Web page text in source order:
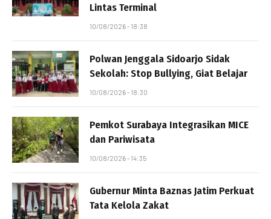
Lintas Terminal
10/08/2026 - 18:38
Polwan Jenggala Sidoarjo Sidak
Sekolah: Stop Bullying, Giat Belajar
10/08/2026 - 18:30
Pemkot Surabaya Integrasikan MICE
dan Pariwisata
10/08/2026 - 14:35
Gubernur Minta Baznas Jatim Perkuat
Tata Kelola Zakat